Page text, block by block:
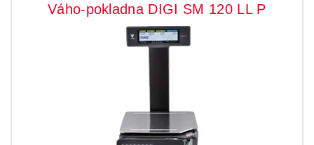
Váho-pokladna DIGI SM 120 LL P